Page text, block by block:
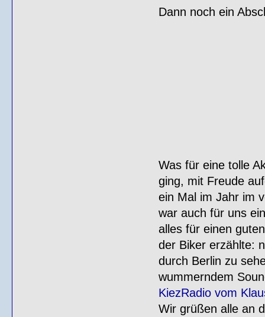
Dann noch ein
Was für eine tolle
ging, mit Freude
ein Mal im Jahr im
war auch für uns
alles für einen
der Biker erzählte:
durch Berlin zu
wummerndem
KiezRadio vom
Wir grüßen alle an